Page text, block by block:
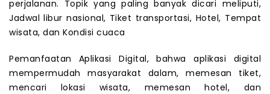
perjalanan. Topik yang paling banyak dicari meliputi,
Jadwal libur nasional, Tiket transportasi, Hotel, Tempat
wisata, dan Kondisi cuaca
Pemanfaatan Aplikasi Digital, bahwa aplikasi digital
mempermudah masyarakat dalam, memesan tiket,
mencari lokasi wisata, memesan hotel, dan